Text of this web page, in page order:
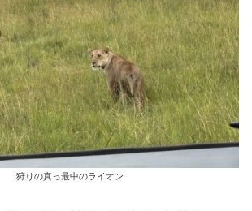
狩りの真っ最中のライオン